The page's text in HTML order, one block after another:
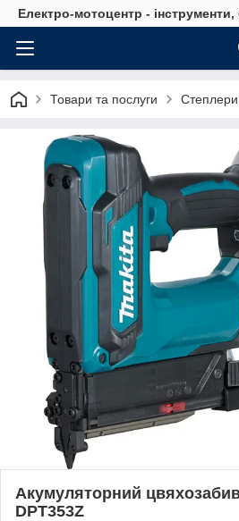
Електро-мотоцентр - інструменти,
Товари та послуги
Акумуляторний
DPT353Z